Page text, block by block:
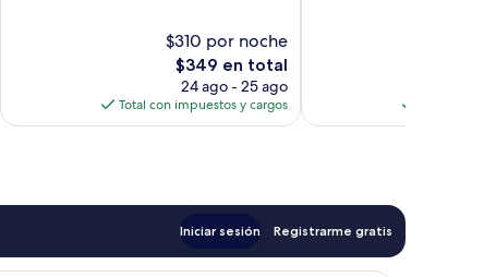
$310 por noche
El
precio
actual
es
$349 en total
24 ago - 25 ago
Total con impuestos y cargos
Iniciar sesión Registrarme gratis